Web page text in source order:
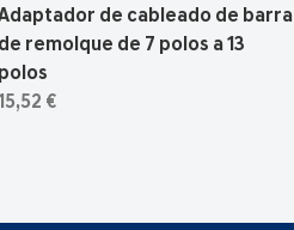
de cableado de barra
de remolque de 7 polos a 13
polos
€